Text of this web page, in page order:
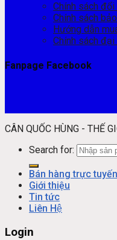
Chính sách đổi
Chính sách
Hướng dẫn
Chính sách đại
Fanpage Facebook
CÂN QUỐC HÙNG - THẾ
Search for:
Bán hàng trực tuyến
Giới thiệu
Tin tức
Liên Hệ
Login